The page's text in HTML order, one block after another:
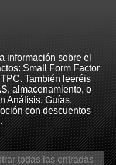
información sobre el
Small Form Factor
También leeréis
almacenamiento, o
Análisis, Guías,
con descuentos
todas las entradas